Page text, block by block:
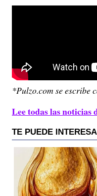
*Pulzo.com se escribe
Lee todas las noticias